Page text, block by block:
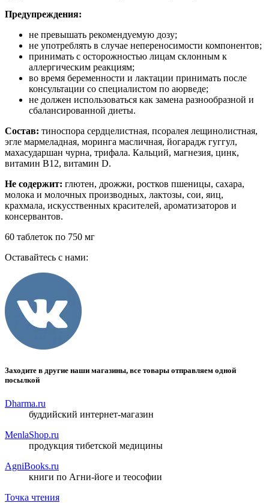
Предупреждения:
не превышать рекомендуемую дозу;
не употреблять в случае непереносимости компонентов;
принимать с осторожностью лицам склонным к
аллергическим реакциям;
во время беременности и лактации принимать после
консультации со специалистом по аюрведе;
не должен использоваться как замена разнообразной и
сбалансированной диеты.
Состав: тиноспора сердцелистная, псоралея лещинолистная,
эгле мармеладная, моринга масличная, йогарадж гуггул,
махасударшан чурна, трифала. Кальций, магнезия, цинк,
витамин В12, витамин D.
Не содержит: глютен, дрожжи, ростков пшеницы, сахара,
молока и молочных производных, лактозы, сои, яиц,
крахмала, искусственных красителей, ароматизаторов и
консервантов.
60 таблеток по 750 мг
Оставайтесь с нами:
Заходите в другие наши магазины, все товары отправляем одной
посылкой
Dharma.ru
буддийский интернет-магазин
MenlaShop.ru
продукция тибетской медицины
AgniBooks.ru
книги по Агни-йоге и теософии
Точка чтения